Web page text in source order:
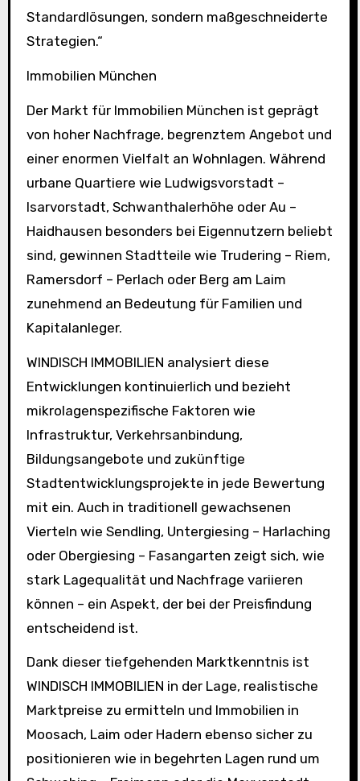
Standardlösungen, sondern maßgeschneiderte
Strategien.“
Immobilien München
Der Markt für Immobilien München ist geprägt
von hoher Nachfrage, begrenztem Angebot und
einer enormen Vielfalt an Wohnlagen. Während
urbane Quartiere wie Ludwigsvorstadt –
Isarvorstadt, Schwanthalerhöhe oder Au –
Haidhausen besonders bei Eigennutzern beliebt
sind, gewinnen Stadtteile wie Trudering – Riem,
Ramersdorf – Perlach oder Berg am Laim
zunehmend an Bedeutung für Familien und
Kapitalanleger.
WINDISCH IMMOBILIEN analysiert diese
Entwicklungen kontinuierlich und bezieht
mikro­lagenspezifische Faktoren wie
Infrastruktur, Verkehrsanbindung,
Bildungsangebote und zukünftige
Stadtentwicklungsprojekte in jede Bewertung
mit ein. Auch in traditionell gewachsenen
Vierteln wie Sendling, Untergiesing – Harlaching
oder Obergiesing – Fasangarten zeigt sich, wie
stark Lagequalität und Nachfrage variieren
können – ein Aspekt, der bei der Preisfindung
entscheidend ist.
Dank dieser tiefgehenden Marktkenntnis ist
WINDISCH IMMOBILIEN in der Lage, realistische
Marktpreise zu ermitteln und Immobilien in
Moosach, Laim oder Hadern ebenso sicher zu
positionieren wie in begehrten Lagen rund um